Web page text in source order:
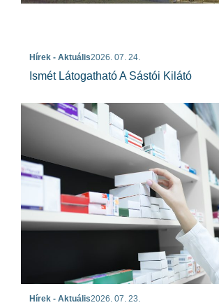
Hírek - Aktuális2026. 07. 24.
Ismét Látogatható A Sástói Kilátó
Hírek - Aktuális2026. 07. 23.